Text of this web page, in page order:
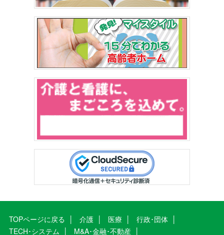
TOPページに戻る 介護 医療
行政･団体
TECH･システム
M&A･金融･不動産